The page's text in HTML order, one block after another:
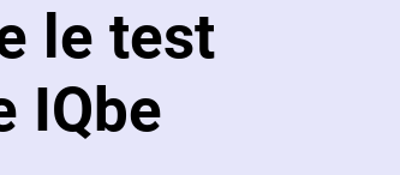
le test
IQbe